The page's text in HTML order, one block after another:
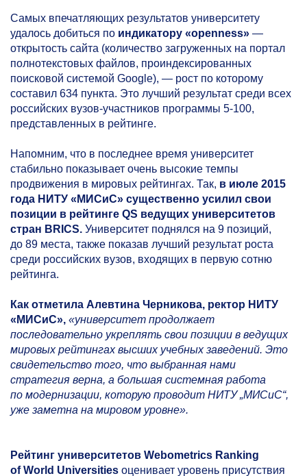
Самых впечатляющих результатов университету
удалось добиться по индикатору «openness» —
открытость сайта (количество загруженных на портал
полнотекстовых файлов, проиндексированных
поисковой системой Google), — рост по которому
составил 634 пункта. Это лучший результат среди всех
российских вузов-участников программы 5-100,
представленных в рейтинге.
Напомним, что в последнее время университет
стабильно показывает очень высокие темпы
продвижения в мировых рейтингах. Так, в июле 2015
года НИТУ «МИСиС» существенно усилил свои
позиции в рейтинге QS ведущих университетов
стран BRICS. Университет поднялся на 9 позиций,
до 89 места, также показав лучший результат роста
среди российских вузов, входящих в первую сотню
рейтинга.
Как отметила Алевтина Черникова, ректор НИТУ
«МИСиС», «университет продолжает
последовательно укреплять свои позиции в ведущих
мировых рейтингах высших учебных заведений. Это
свидетельство того, что выбранная нами
стратегия верна, а большая системная работа
по модернизации, которую проводит НИТУ „МИСиС“,
уже заметна на мировом уровне».
Рейтинг университетов Webometrics Ranking
of World Universities оценивает уровень присутствия